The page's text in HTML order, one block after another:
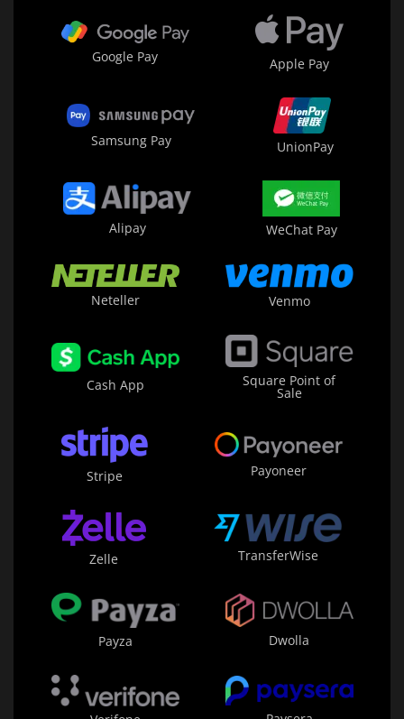
Google Pay Apple Pay
Samsung Pay UnionPay
Alipay WeChat Pay
Neteller Venmo
Cash App Square Point of
Sale
Stripe Payoneer
Zelle TransferWise
Payza Dwolla